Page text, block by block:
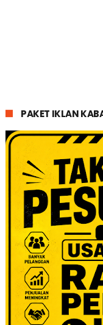
PAKET IKLAN